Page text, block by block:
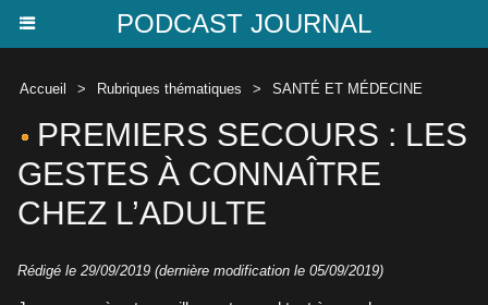
PODCAST JOURNAL
Accueil > Rubriques thématiques > SANTÉ ET MÉDECINE
PREMIERS SECOURS : LES
GESTES À CONNAÎTRE
CHEZ L’ADULTE
Rédigé le 29/09/2019 (dernière modification le 05/09/2019)